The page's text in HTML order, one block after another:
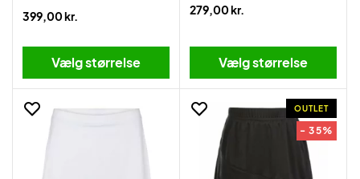
399,00 kr.
Vælg størrelse
279,00 kr.
Vælg størrelse
OUTLET
- 35%